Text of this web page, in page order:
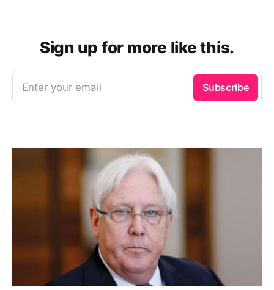
Sign up for more like this.
Enter your email Subscribe